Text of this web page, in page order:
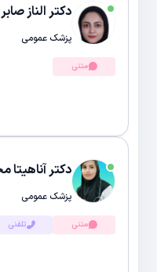
دکتر الناز صابر
پزشک عمومی
متنی
دکتر آناهیتا
پزشک عمومی
متنی تلفنی